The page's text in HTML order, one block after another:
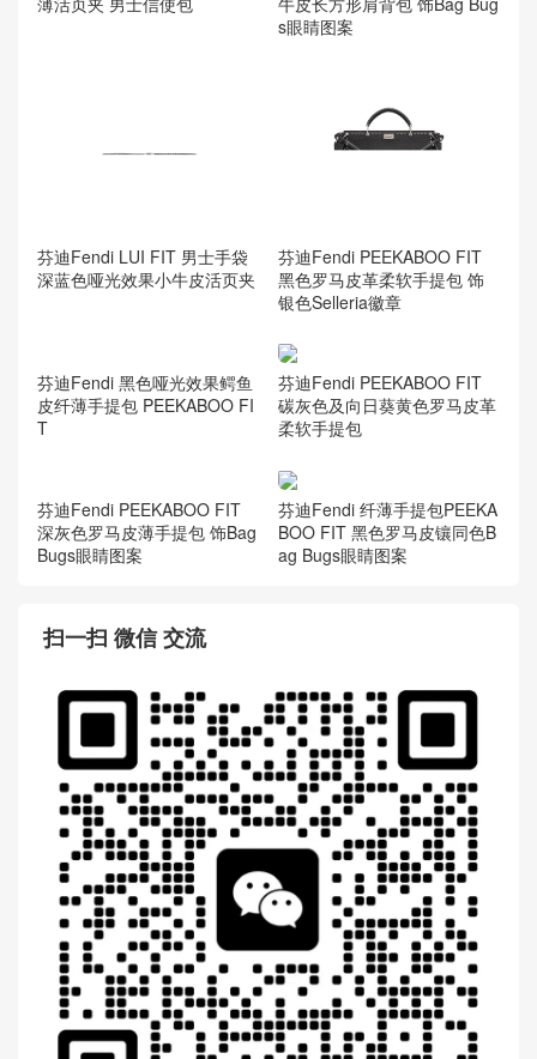
芬迪Fendi LUI FIT 男士手袋
芬迪Fendi PEEKABOO FIT
银色Selleria徽章
芬迪Fendi 黑色哑光效果鳄鱼
芬迪Fendi PEEKABOO FIT
芬迪Fendi PEEKABOO FIT
深灰色罗马皮薄手提包 饰Bag
Bugs眼睛图案
芬迪Fendi 纤薄手提包PEEKA
BOO FIT 黑色罗马皮镶同色B
ag Bugs眼睛图案
扫一扫 微信 交流